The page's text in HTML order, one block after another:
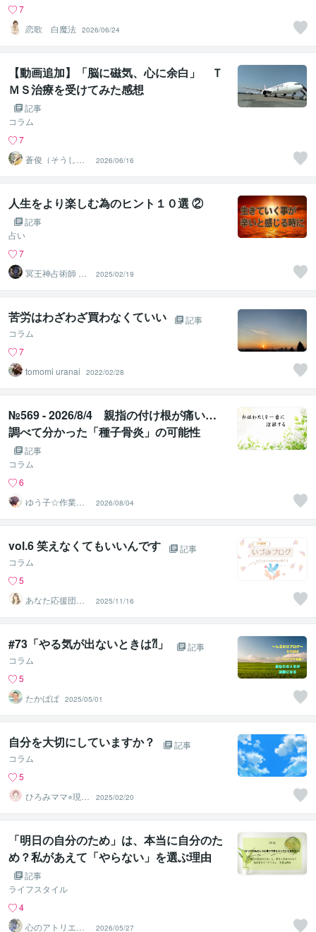
7
恋歌 白魔法 2026/06/24
【動画追加】「脳に磁気、心に余白」 Ｔ
ＭＳ治療を受けてみた感想
記事
コラム
7
蒼俊（そうしゅ
ん）
2026/06/16
人生をより楽しむ為のヒント１０選 ②
記事
占い
7
冥王神占術師 HI
ROKO
2025/02/19
苦労はわざわざ買わなくていい
記事
コラム
7
tomomi uranai
2022/02/28
№569 - 2026/8/4 親指の付け根が痛い…
調べて分かった「種子骨炎」の可能性
記事
コラム
6
ゆう子☆作業療
法士＆ライフコ
ーチ
2026/08/04
vol.6 笑えなくてもいいんです
記事
コラム
5
あなた応援団☆
いづみ
2025/11/16
#73「やる気が出ないときは⁈」
記事
コラム
5
たかぱぱ 2025/05/01
自分を大切にしていますか？
記事
コラム
5
ひろみママ⭐︎現役
保育士がお話聴
きます。
2025/02/20
「明日の自分のため」は、本当に自分のた
め？私があえて「やらない」を選ぶ理由
記事
ライフスタイル
4
心のアトリエ～
2026/05/27